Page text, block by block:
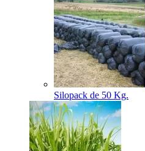
Silopack de 50 Kg.